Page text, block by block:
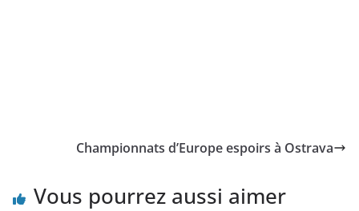
Championnats d’Europe espoirs à Ostrava
Vous pourrez aussi aimer